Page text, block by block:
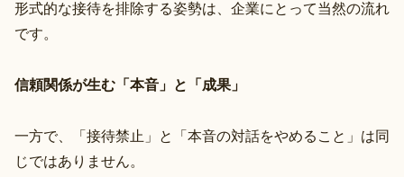
形式的な接待を排除する姿勢は、企業にとって当然の流れ
です。
信頼関係が生む「本音」と「成果」
一方で、「接待禁止」と「本音の対話をやめること」は同
じではありません。